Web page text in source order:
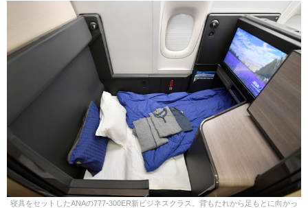
寝具をセットしたANAの777-300ER新ビジネスクラス。背もたれから足もとに向かっ